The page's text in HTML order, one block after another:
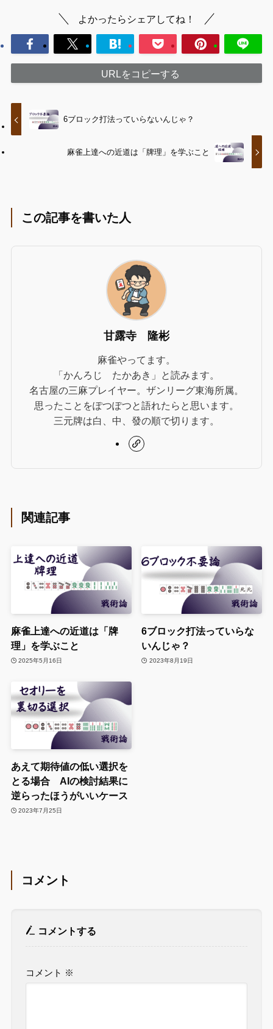
よかったらシェアしてね！
URLをコピーする
6ブロック打法っていらないんじゃ？
麻雀上達への近道は「牌理」を学ぶこと
この記事を書いた人
甘露寺 隆彬
麻雀やってます。
「かんろじ たかあき」と読みます。
名古屋の三麻プレイヤー。ザンリーグ東海所属。
思ったことをぽつぽつと語れたらと思います。
三元牌は白、中、發の順で切ります。
関連記事
麻雀上達への近道は「牌
理」を学ぶこと
2025年5月16日
6ブロック打法っていらな
いんじゃ？
2023年8月19日
あえて期待値の低い選択を
とる場合 AIの検討結果に
逆らったほうがいいケース
2023年7月25日
コメント
コメントする
コメント ※